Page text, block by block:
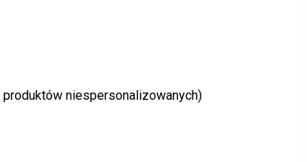
niespersonalizowanych)